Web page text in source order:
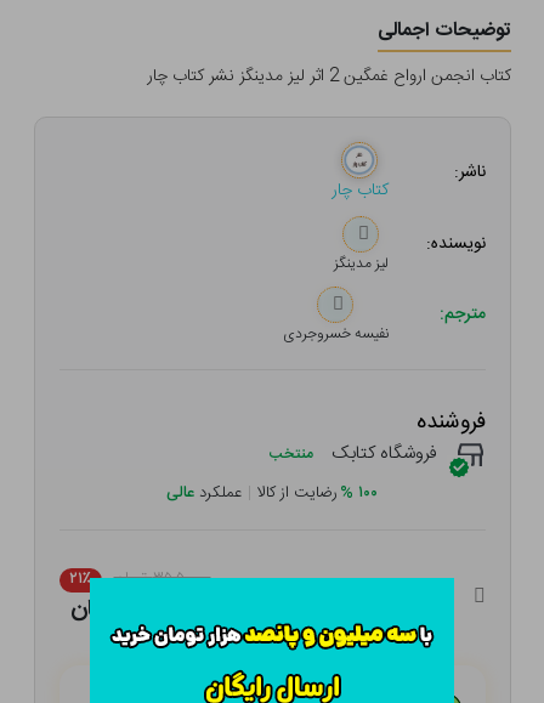
توضیحات اجمالی
کتاب انجمن ارواح غمگین 2 اثر لیز مدینگز نشر کتاب چار
ناشر:
کتاب چار
نویسنده:
لیز مدینگز
مترجم:
نفیسه خسروجردی
فروشنده
فروشگاه کتابک منتخب
۱۰۰ %رضایت از کالا | عملکرد عالی
۳۵۵,۰۰۰ تومان ۲۱٪
هـر قسط با تــرب‌پــی: